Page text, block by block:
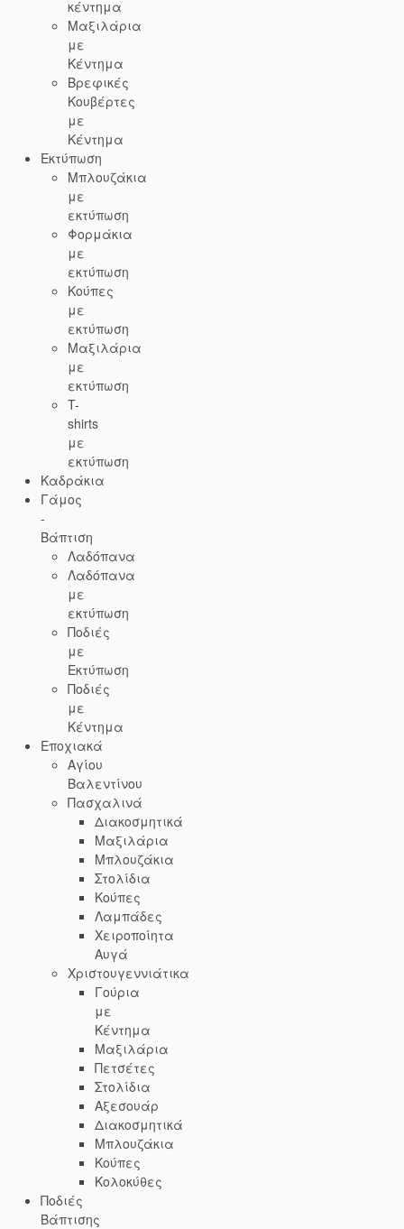
κέντημα
Μαξιλάρια
με
Κέντημα
Βρεφικές
Κουβέρτες
με
Κέντημα
Εκτύπωση
Μπλουζάκια
με
εκτύπωση
Φορμάκια
με
εκτύπωση
Κούπες
με
εκτύπωση
Μαξιλάρια
με
εκτύπωση
T-
shirts
με
εκτύπωση
Kαδράκια
Γάμος
-
Βάπτιση
Λαδόπανα
Λαδόπανα
με
εκτύπωση
Ποδιές
με
Εκτύπωση
Ποδιές
με
Κέντημα
Εποχιακά
Αγίου
Βαλεντίνου
Πασχαλινά
Διακοσμητικά
Μαξιλάρια
Μπλουζάκια
Στολίδια
Κούπες
Λαμπάδες
Χειροποίητα
Αυγά
Χριστουγεννιάτικα
Γούρια
με
Κέντημα
Μαξιλάρια
Πετσέτες
Στολίδια
Αξεσουάρ
Διακοσμητικά
Μπλουζάκια
Κούπες
Κολοκύθες
Ποδιές
Βάπτισης